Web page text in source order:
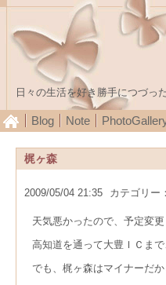
日々の生活を好き勝手につづっ
Blog Note
梶ヶ森
2009/05/04 21:35 カテゴリー：
天気悪かったので、予定変
高知道を通って大豊ＩＣま
でも、梶ヶ森はマイナーだか